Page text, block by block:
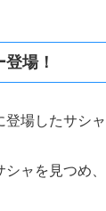
場！
登場したサシ
シャを見つめ